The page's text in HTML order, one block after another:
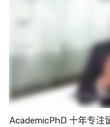
AcademicPhD 十年专注